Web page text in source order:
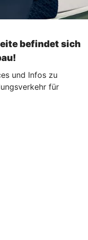
befindet sich
und Infos zu
für